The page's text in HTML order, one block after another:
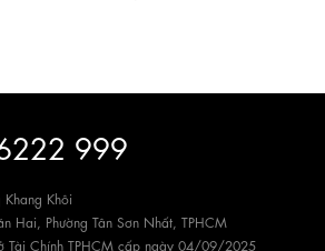
999
Khôi
Hai, Phường Tân Sơn Nhất, TPHCM
Tài Chính TPHCM cấp ngày 04/09/2025